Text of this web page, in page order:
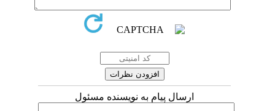
ارسال پیام به نویسنده مسئول